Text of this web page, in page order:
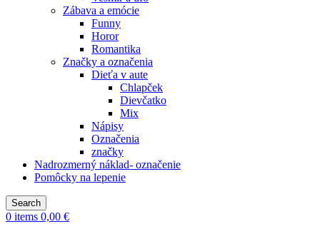
Zábava a emócie
Funny
Horor
Romantika
Značky a označenia
Dieťa v aute
Chlapček
Dievčatko
Mix
Nápisy
Označenia
značky
Nadrozmerný náklad- označenie
Pomôcky na lepenie
Search
0 items 0,00 €